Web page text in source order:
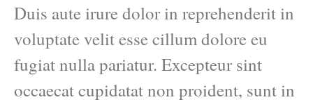
Duis aute irure dolor in reprehenderit in
voluptate velit esse cillum dolore eu
fugiat nulla pariatur. Excepteur sint
occaecat cupidatat non proident, sunt in